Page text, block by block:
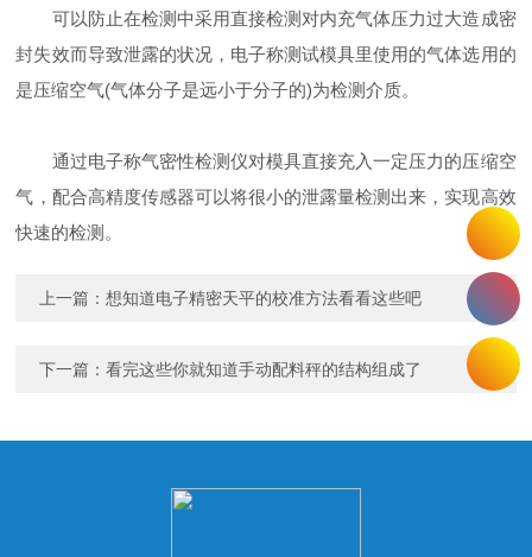
可以防止在检测中采用直接检测对内充气体压力过大造成密
封失效而导致泄露的状况，电子称测试模具里使用的气体选用的
是压缩空气(气体分子是远小于分子的)为检测介质。
通过电子称气密性检测仪对模具直接充入一定压力的压缩空
气，配合高精度传感器可以将很小的泄露量检测出来，实现高效
快速的检测。
上一篇：想知道电子精密天平的校准方法看看这些吧
下一篇：看完这些你就知道手动配料秤的结构组成了